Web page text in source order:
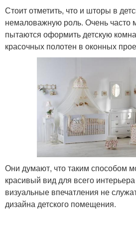
Стоит отметить, что и шторы в
немаловажную роль. Очень часто
пытаются оформить детскую
красочных полотен в оконных
Они думают, что таким способом
красивый вид для всего
визуальные впечатления не
дизайна детского помещения.